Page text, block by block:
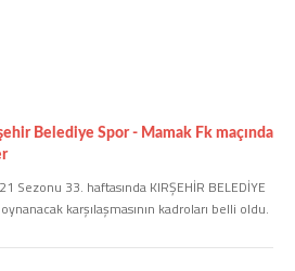
Belediye Spor - Mamak Fk maçında
Sezonu 33. haftasında KIRŞEHİR BELEDİYE
karşılaşmasının kadroları belli oldu.